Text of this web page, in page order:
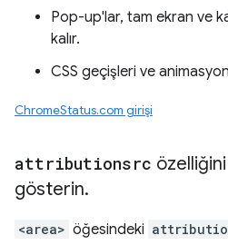
Pop-up'lar, tam ekran ve
kalır.
CSS geçişleri ve
ChromeStatus.com girişi
attributionsrc özelliğini
gösterin.
<area> öğesindeki